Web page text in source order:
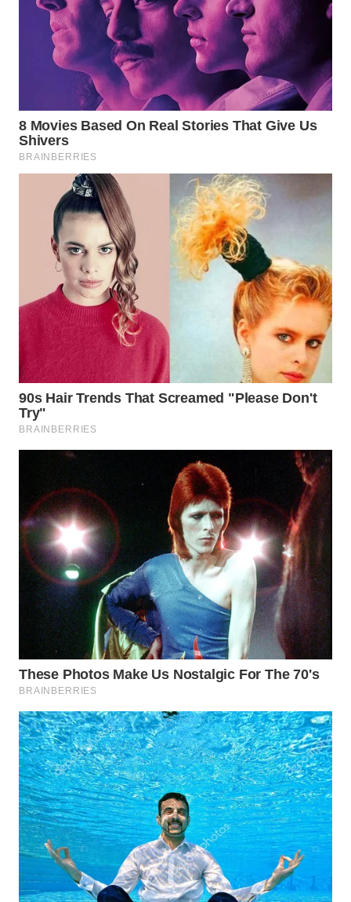
KONSUMEN
WAHANA
LISTRIK
WAHANA
TRAVEL
WAHANANEWS
ID
WAHANANEWS
CO ID
WAHANANEWS
NET
WAHANA
SPORT
WAHANA
WAHANA
SELEB
WAHANA
PERSONA
WAHANA
OTOMOTIF
WAHANA
WAHANA
DESA
WISATA
LAPAK
WAHANA
Wahana
Network